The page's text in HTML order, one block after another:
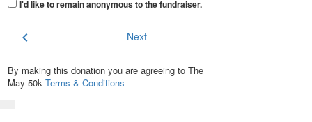
I'd like to remain anonymous to the fundraiser.
chevron_left Next
By making this donation you are agreeing to The
May 50k Terms & Conditions